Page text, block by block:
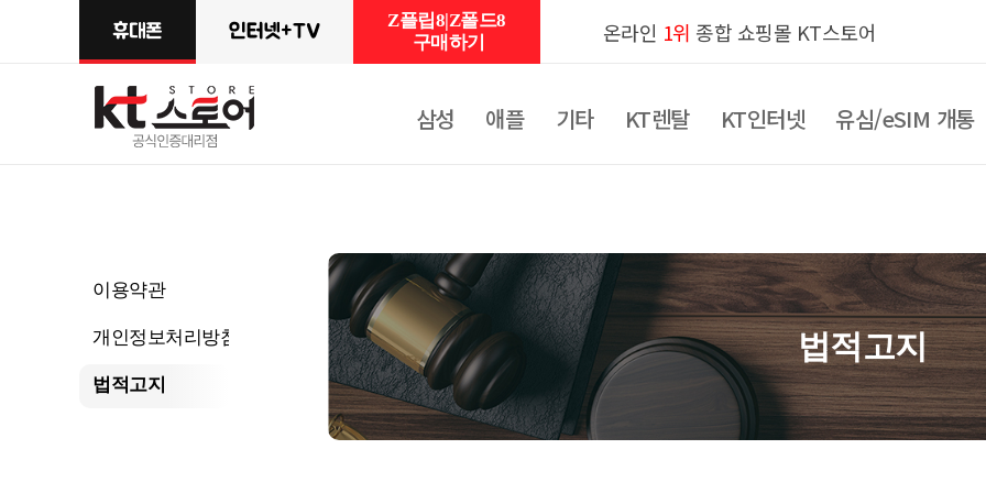
온라인 1위 종합 쇼핑몰 KT스토어
삼성 애플 기타 KT렌탈 KT인터넷 유심/eSIM 개통
Z플립8|Z폴드8
구매하기
이용약관
개인정보처리방침
법적고지
법적고지